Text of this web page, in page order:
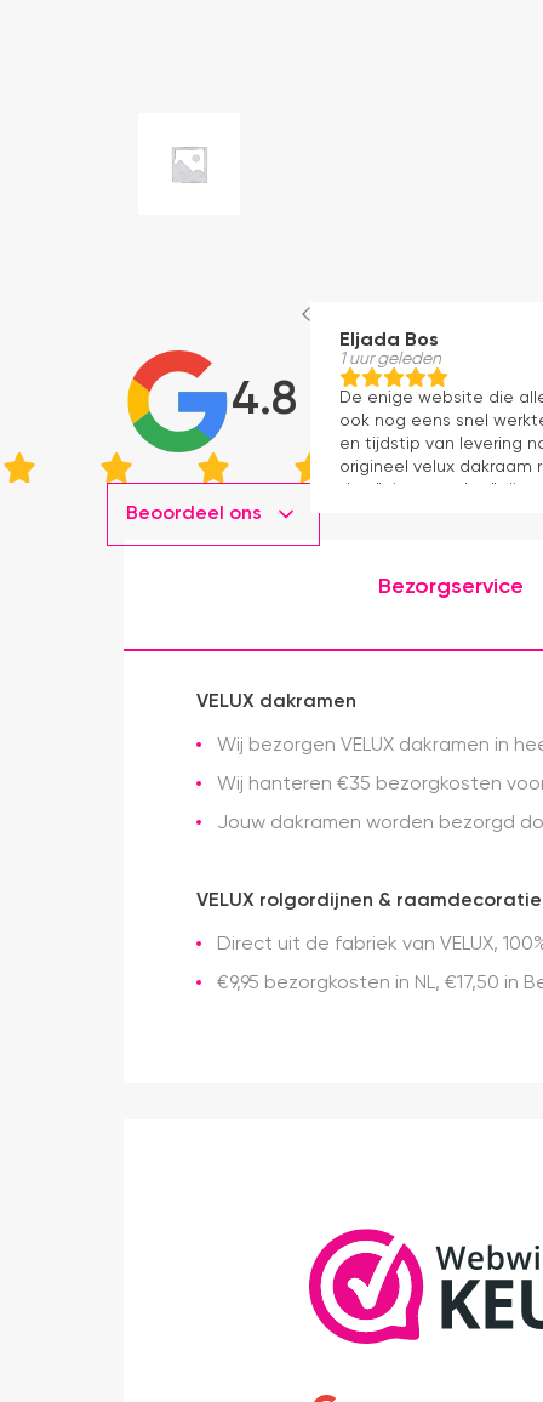
4.8
Beoordeel ons
Eljada Bos
1 uur geleden
De enige website die
ook nog eens snel
en tijdstip van levering
origineel velux dakraam
Bezorgservice
VELUX dakramen
Wij bezorgen VELUX dakramen in
Wij hanteren €35 bezorgkosten
Jouw dakramen worden bezorgd
VELUX rolgordijnen & raamdecoratie
Direct uit de fabriek van VELUX,
€9,95 bezorgkosten in NL, €17,50